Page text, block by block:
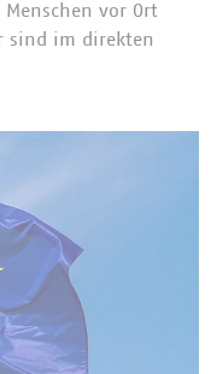
vor Ort
sind im direkten